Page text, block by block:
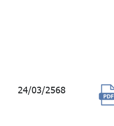
24/03/2568